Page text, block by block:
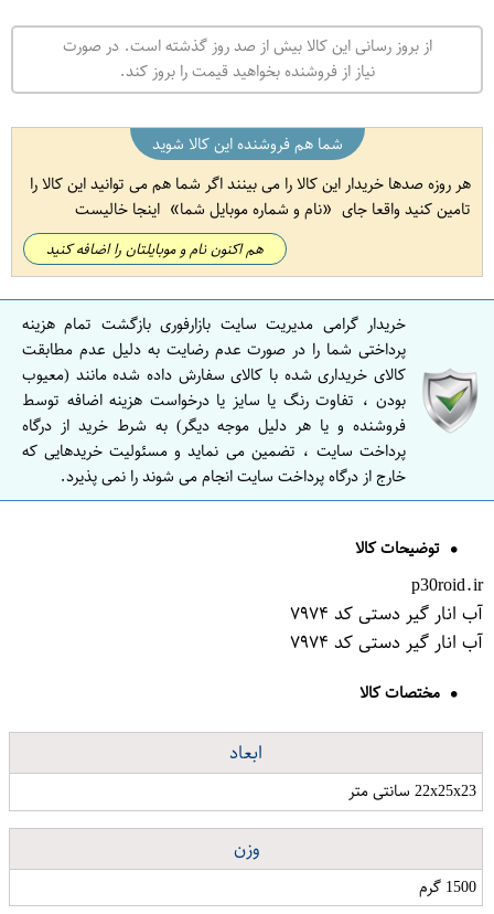
از بروز رسانی این کالا بیش از صد روز گذشته است. در صورت
نیاز از فروشنده بخواهید قیمت را بروز کند.
شما هم فروشنده این کالا شوید
هر روزه صدها خریدار این کالا را می بینند اگر شما هم می توانید این کالا را
تامین کنید واقعا جای
نام و شماره موبایل شما اینجا خالیست
هم اکنون نام و موبایلتان را اضافه کنید
خریدار گرامی مدیریت سایت بازارفوری بازگشت تمام هزینه
پرداختی شما را در صورت عدم رضایت به دلیل عدم مطابقت
کالای خریداری شده با کالای سفارش داده شده مانند (معیوب
بودن ، تفاوت رنگ یا سایز یا درخواست هزینه اضافه توسط
فروشنده و یا هر دلیل موجه دیگر) به شرط خرید از درگاه
پرداخت سایت ، تضمین می نماید و مسئولیت خریدهایی که
خارج از درگاه پرداخت سایت انجام می شوند را نمی پذیرد.
توضیحات کالا
p30roid.ir
آب انار گیر دستی کد ۷۹۷۴
آب انار گیر دستی کد ۷۹۷۴
مختصات کالا
ابعاد
22x25x23 سانتی متر
وزن
1500 گرم